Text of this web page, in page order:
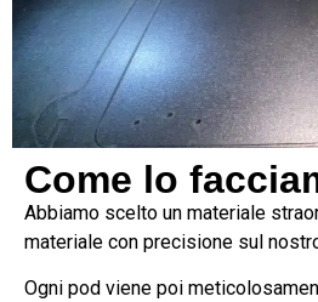
Come lo
Abbiamo scelto un materiale
materiale con precisione sul
Ogni pod viene poi